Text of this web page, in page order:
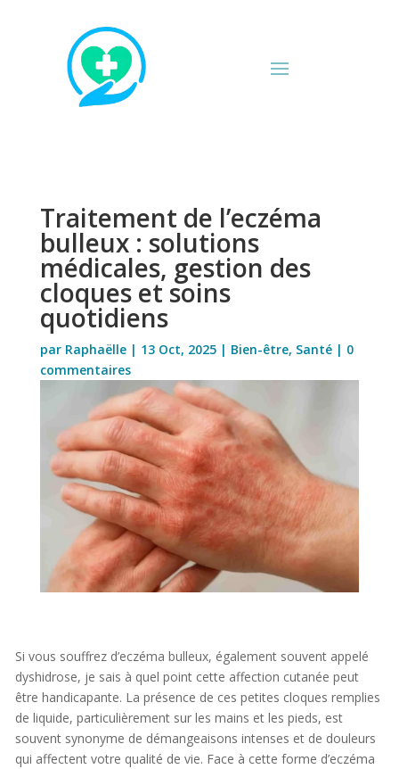
Traitement de l’eczéma
bulleux : solutions
médicales, gestion des
cloques et soins
quotidiens
par Raphaëlle| 13 Oct, 2025| Bien-être, Santé| 0
commentaires
Si vous souffrez d’eczéma bulleux, également souvent appelé
dyshidrose, je sais à quel point cette affection cutanée peut
être handicapante. La présence de ces petites cloques remplies
de liquide, particulièrement sur les mains et les pieds, est
souvent synonyme de démangeaisons intenses et de douleurs
qui affectent votre qualité de vie. Face à cette forme d’eczéma